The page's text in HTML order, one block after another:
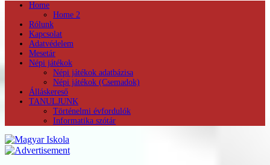
Home
Home 2
Rólunk
Kapcsolat
Adatvédelem
Mesetár
Népi játékok
Népi játékok adatbázisa
Népi játékok (Csemadok)
Álláskereső
TANULJUNK
Történelmi évfordulók
Informatika szótár